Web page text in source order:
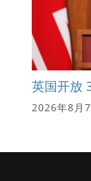
英国开放
2026年8月